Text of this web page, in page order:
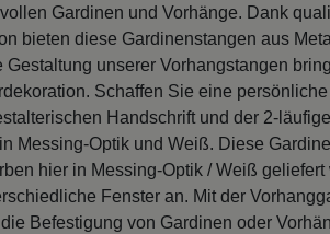
Gardinen und Vorhänge. Dank
bieten diese Gardinenstangen aus
Gestaltung unserer Vorhangstangen
Schaffen Sie eine
Handschrift und der 2-
Messing-Optik und Weiß. Diese
hier in Messing-Optik / Weiß
Fenster an. Mit der
Befestigung von Gardinen oder